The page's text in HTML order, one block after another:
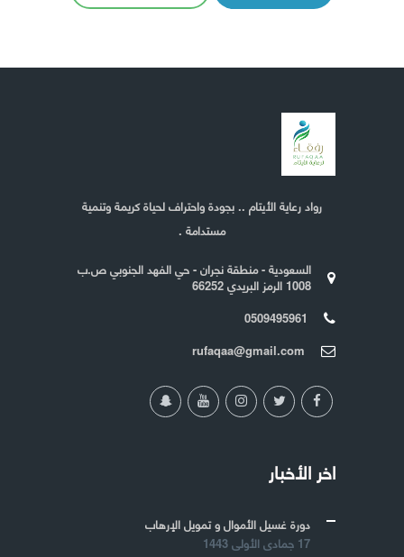
رواد رعاية الأيتام .. بجودة واحتراف لحياة كريمة وتنمية
مستدامة .
السعودية - منطقة نجران - حي الفهد الجنوبي ص.ب
1008 الرمز البريدي 66252
0509495961
rufaqaa@gmail.com
اخر الأخبار
دورة غسيل الأموال و تمويل الإرهاب
17 جمادى الأولى 1443